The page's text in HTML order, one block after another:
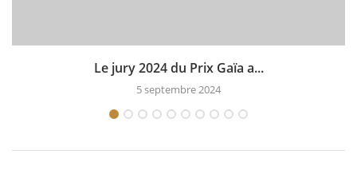
Le jury 2024 du Prix Gaïa a...
5 septembre 2024